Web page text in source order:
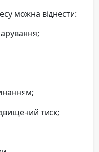
можна віднести:
тиск;